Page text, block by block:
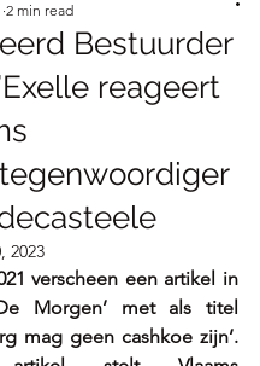
Bestuurder
reageert
2 min read
2023
verscheen een artikel in
Morgen’ met als titel
mag geen cashkoe zijn’.